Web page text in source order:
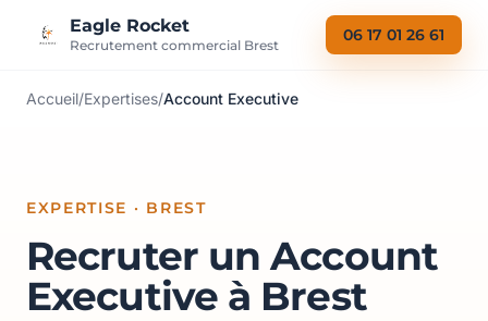
Eagle Rocket
Recrutement commercial Brest
06 17 01 26 61
Accueil/Expertises/Account Executive
EXPERTISE · BREST
Recruter un Account
Executive à Brest